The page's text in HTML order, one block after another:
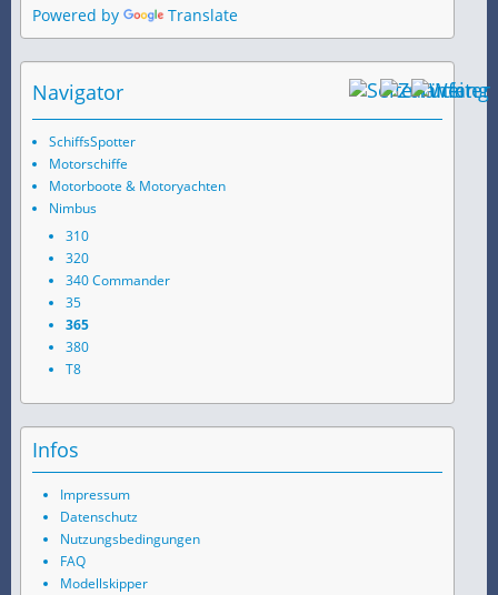
Powered by Translate
Navigator
SchiffsSpotter
Motorschiffe
Motorboote & Motoryachten
Nimbus
310
320
340 Commander
35
365
380
T8
Infos
Impressum
Datenschutz
Nutzungsbedingungen
FAQ
Modellskipper